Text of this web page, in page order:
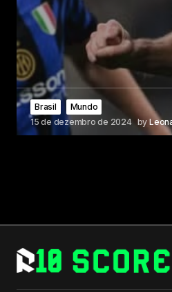
Brasil
Mundo
15 de dezembro de 2024 by